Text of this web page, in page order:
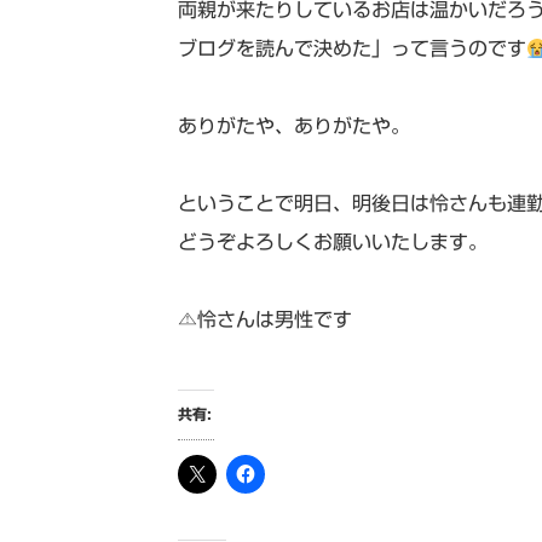
両親が来たりしているお店は温かいだろ
ブログを読んで決めた」って言うのです
ありがたや、ありがたや。
ということで明日、明後日は怜さんも連
どうぞよろしくお願いいたします。
⚠怜さんは男性です
共有: